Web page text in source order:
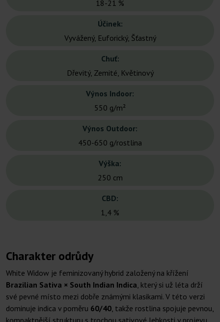
18-21 %
Účinek:
Vyvážený, Euforický, Šťastný
Chuť:
Dřevitý, Zemité, Květinový
Výnos Indoor:
550 g/m²
Výnos Outdoor:
450-650 g/rostlina
Výška:
250 cm
CBD:
1,4 %
Charakter odrůdy
White Widow je feminizovaný hybrid založený na křížení
Brazilian Sativa × South Indian Indica, který si už léta drží
své pevné místo mezi dobře známými klasikami. V této verzi
dominuje indica v poměru 60/40, takže rostlina spojuje pevnou,